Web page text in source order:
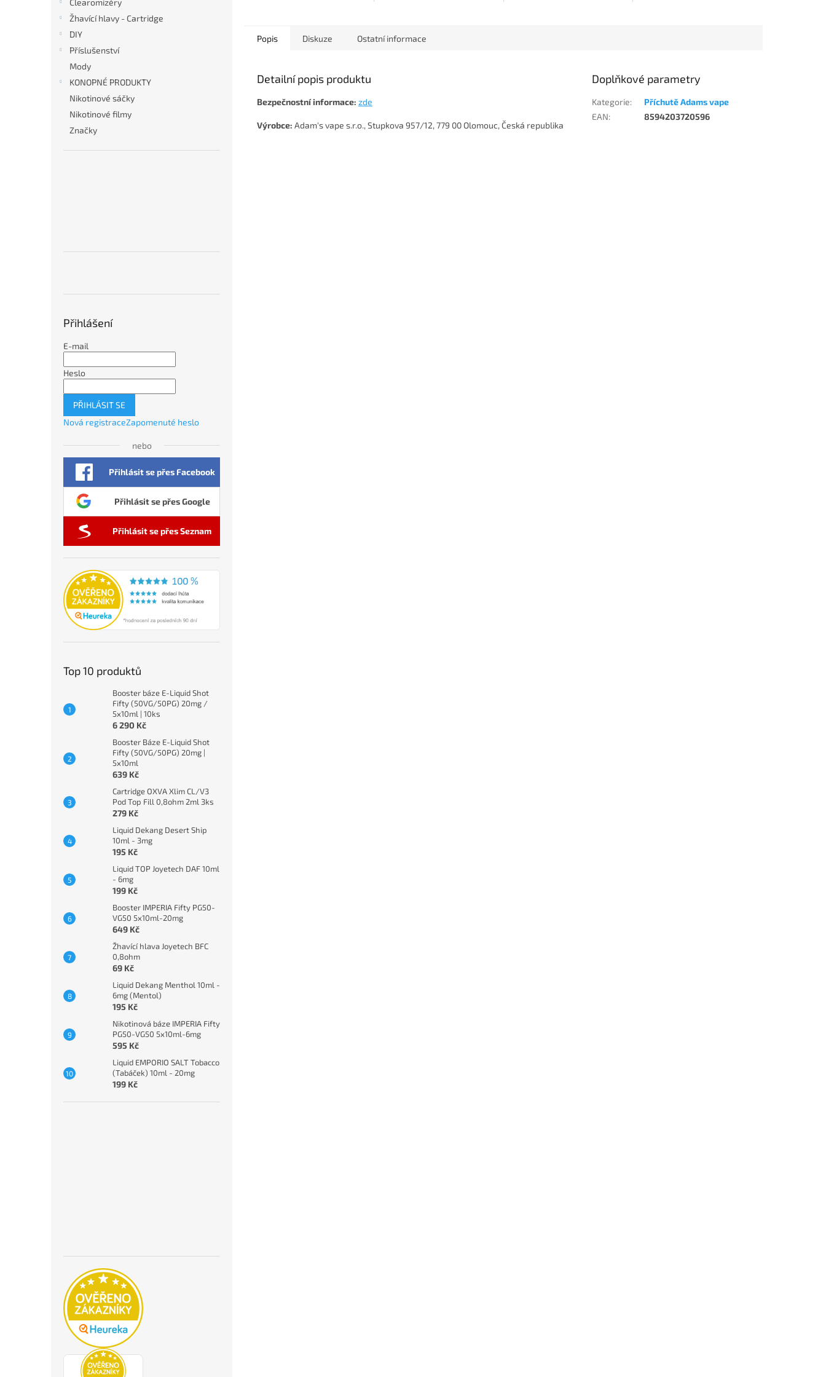
Clearomizéry
Žhavící hlavy - Cartridge
DIY
Příslušenství
Mody
KONOPNÉ PRODUKTY
Nikotinové sáčky
Nikotinové filmy
Značky
Přihlášení
E-mail
Heslo
PŘIHLÁSIT SE
Nová registraceZapomenuté heslo
nebo
Přihlásit se přes Facebook
Přihlásit se přes Google
Přihlásit se přes Seznam
Top 10 produktů
Booster báze E-Liquid Shot
Fifty (50VG/50PG) 20mg /
5x10ml | 10ks
6 290 Kč
Booster Báze E-Liquid Shot
Fifty (50VG/50PG) 20mg |
5x10ml
639 Kč
Cartridge OXVA Xlim CL/V3
Pod Top Fill 0,8ohm 2ml 3ks
279 Kč
Liquid Dekang Desert Ship
10ml - 3mg
195 Kč
Liquid TOP Joyetech DAF 10ml
- 6mg
199 Kč
Booster IMPERIA Fifty PG50-
VG50 5x10ml-20mg
649 Kč
Žhavící hlava Joyetech BFC
0,8ohm
69 Kč
Liquid Dekang Menthol 10ml -
6mg (Mentol)
195 Kč
Nikotinová báze IMPERIA Fifty
PG50-VG50 5x10ml-6mg
595 Kč
Liquid EMPORIO SALT Tobacco
(Tabáček) 10ml - 20mg
199 Kč
Popis Diskuze Ostatní informace
Detailní popis produktu
Bezpečnostní informace: zde
Výrobce: Adam's vape s.r.o., Stupkova 957/12, 779 00 Olomouc, Česká republika
Doplňkové parametry
Kategorie:
Příchutě Adams vape
EAN: 8594203720596